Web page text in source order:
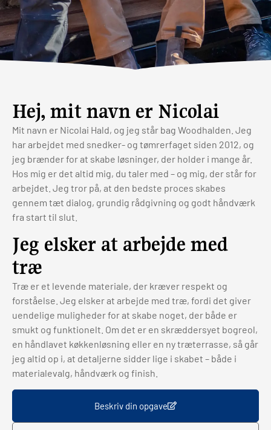
Hej, mit navn er Nicolai
Mit navn er Nicolai Hald, og jeg står bag Woodhalden. Jeg
har arbejdet med snedker- og tømrerfaget siden 2012, og
jeg brænder for at skabe løsninger, der holder i mange år.
Hos mig er det altid mig, du taler med – og mig, der står for
arbejdet. Jeg tror på, at den bedste proces skabes
gennem tæt dialog, grundig rådgivning og godt håndværk
fra start til slut.
Jeg elsker at arbejde med
træ
Træ er et levende materiale, der kræver respekt og
forståelse. Jeg elsker at arbejde med træ, fordi det giver
uendelige muligheder for at skabe noget, der både er
smukt og funktionelt. Om det er en skræddersyet bogreol,
en håndlavet køkkenløsning eller en ny træterrasse, så går
jeg altid op i, at detaljerne sidder lige i skabet – både i
materialevalg, håndværk og finish.
Beskriv din opgave